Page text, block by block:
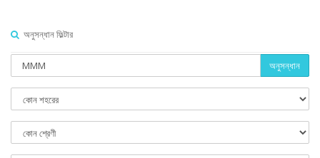
অনুসন্ধান ফিল্টার
অনুসন্ধান